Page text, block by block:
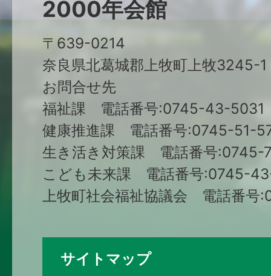
2000年会館
〒639-0214
奈良県北葛城郡上牧町上牧3245-1
お問合せ先
福祉課 電話番号:0745-43-5031
健康推進課 電話番号:0745-51-
生き活き対策課 電話番号:0745-
こども未来課 電話番号:0745-
上牧町社会福祉協議会 電話番
サイトマップ